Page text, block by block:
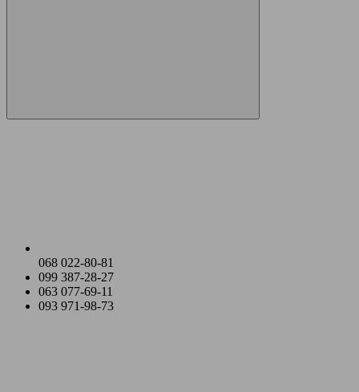
068 022-80-81
099 387-28-27
063 077-69-11
093 971-98-73